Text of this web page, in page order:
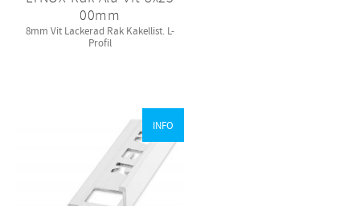
00mm
8mm Vit Lackerad Rak Kakellist. L-
Profil
INFO